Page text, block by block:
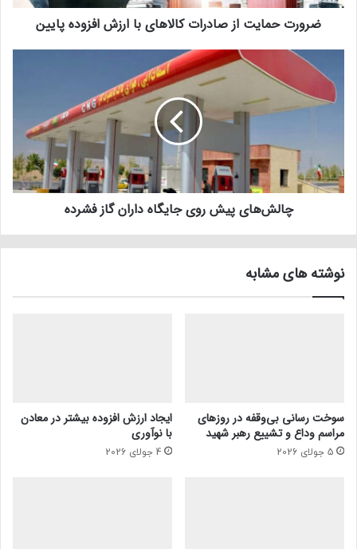
ضرورت حمایت از صادرات کالاهای با ارزش افزوده پایین
چالش‌های پیش روی جایگاه داران گاز فشرده
نوشته های مشابه
سوخت رسانی بی‌وقفه در روز‌های
مراسم وداع و تشییع رهبر شهید
5 جولای 2026
ایجاد ارزش افزوده بیشتر در معادن
با نوآوری
4 جولای 2026